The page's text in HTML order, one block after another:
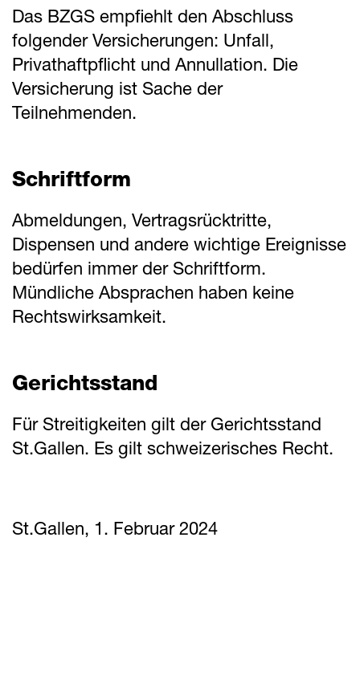
Das BZGS empfiehlt den Abschluss
folgender Versicherungen: Unfall,
Privathaftpflicht und Annullation. Die
Versicherung ist Sache der
Teilnehmenden.
Schriftform
Abmeldungen, Vertragsrücktritte,
Dispensen und andere wichtige Ereignisse
bedürfen immer der Schriftform.
Mündliche Absprachen haben keine
Rechtswirksamkeit.
Gerichtsstand
Für Streitigkeiten gilt der Gerichtsstand
St.Gallen. Es gilt schweizerisches Recht.
St.Gallen, 1. Februar 2024